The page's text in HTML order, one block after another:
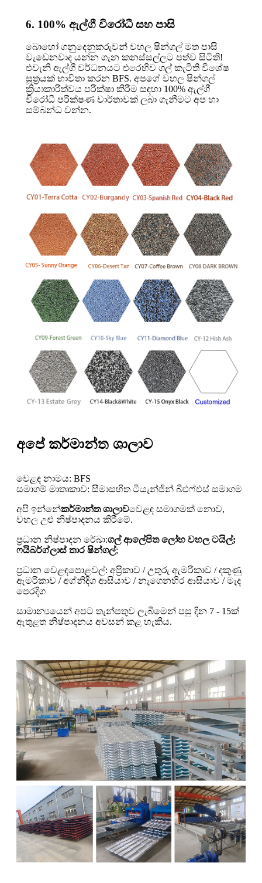
6. 100% ඇල්ගී විරෝධී සහ පාසි
බොහෝ ගනුදෙනුකරුවන් වහල ෂින්ගල් මත පාසි
වැඩෙනවාද යන්න ගැන කනස්සල්ලට පත්ව සිටිති!
එවැනි ඇල්ගී වර්ධනයට එරෙහිව ගල් කැටිති විශේෂ
සූත්‍රයක් භාවිතා කරන BFS. අපගේ වහල ෂින්ගල්
ක්‍රියාකාරිත්වය පරීක්ෂා කිරීම සඳහා 100% ඇල්ගී
විරෝධී පරීක්ෂණ වාර්තාවක් ලබා ගැනීමට අප හා
සම්බන්ධ වන්න.
අපේ කර්මාන්ත ශාලාව
වෙළඳ නාමය: BFS
සමාගම් මාතෘකාව: සීමාසහිත ටියැන්ජින් බීඑෆ්එස් සමාගම
අපි ඉන්නේකර්මාන්ත ශාලාවවෙළඳ සමාගමක් නොව,
වහල උළු නිෂ්පාදනය කිරීමේ.
ප්‍රධාන නිෂ්පාදන රේඛා:ගල් ආලේපිත ලෝහ වහල ටයිල්;
ෆයිබර්ග්ලාස් තාර ෂින්ගල්;
ප්‍රධාන වෙළඳපොළවල්: අප්‍රිකාව / උතුරු ඇමරිකාව / දකුණු
ඇමරිකාව / අග්නිදිග ආසියාව / නැගෙනහිර ආසියාව / මැද
පෙරදිග
සාමාන්‍යයෙන් අපට තැන්පතුව ලැබීමෙන් පසු දින 7 - 15ක්
ඇතුළත නිෂ්පාදනය අවසන් කළ හැකිය.